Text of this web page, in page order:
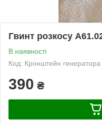
Гвинт розкосу
В наявності
Код: Кронштейн
390 ₴